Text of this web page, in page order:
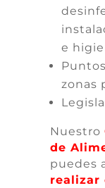
e
zonas
Nuestro
de
puedes
realizar